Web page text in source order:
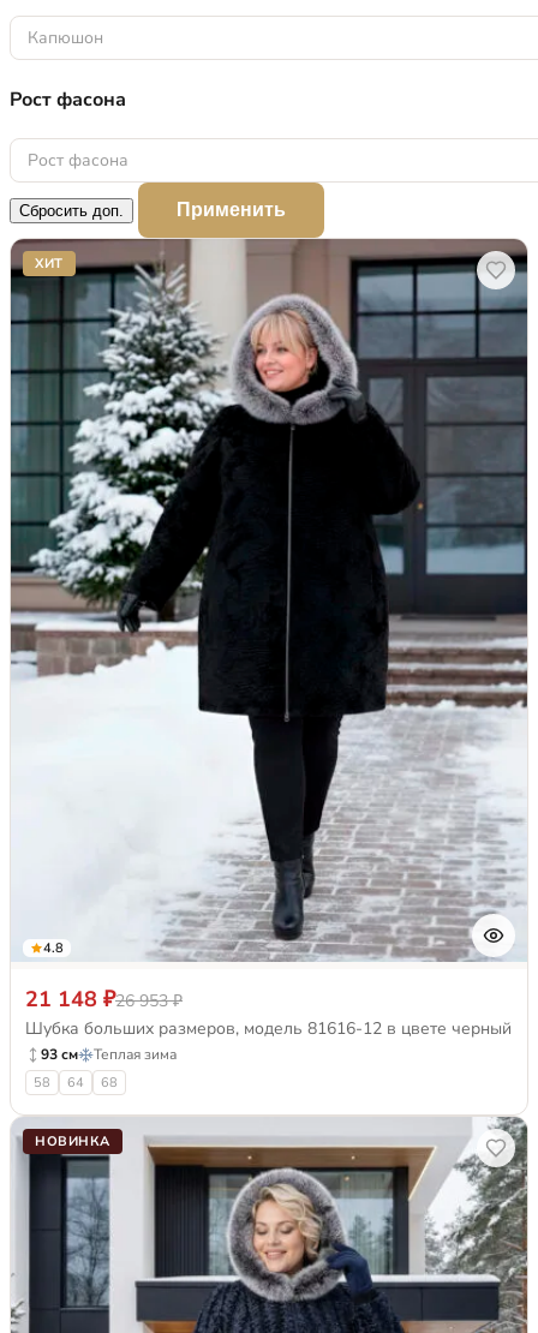
Капюшон
Рост фасона
Рост фасона
Сбросить доп. Применить
ХИТ
4.8
21 148 ₽26 953 ₽
Шубка больших размеров, модель 81616-12 в цвете черный
93 см Теплая зима
58 64 68
НОВИНКА